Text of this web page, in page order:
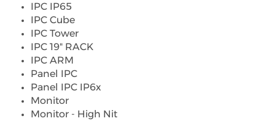
IPC IP65
IPC Cube
IPC Tower
IPC 19" RACK
IPC ARM
Panel IPC
Panel IPC IP6x
Monitor
Monitor - High Nit